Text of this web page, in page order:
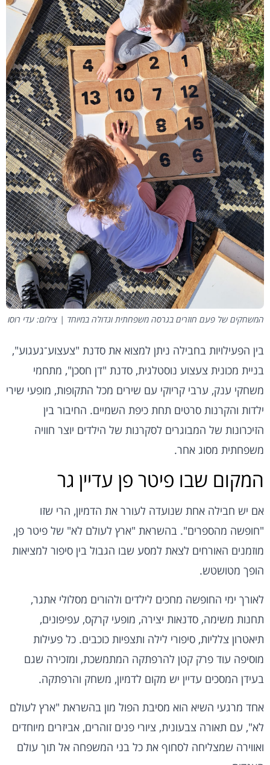
המשחקים של פעם חוזרים בגרסה משפחתית וגדולה במיוחד | צילום: עדי רוסו
בין הפעילויות בחבילה ניתן למצוא את סדנת "צעצוע־געגוע",
בניית מכונית צעצוע נוסטלגית, סדנת "דן חסכן", מתחמי
משחקי ענק, ערבי קריוקי עם שירים מכל התקופות, מופעי שירי
ילדות והקרנות סרטים תחת כיפת השמיים. החיבור בין
הזיכרונות של המבוגרים לסקרנות של הילדים יוצר חוויה
משפחתית מסוג אחר.
המקום שבו פיטר פן עדיין גר
אם יש חבילה אחת שנועדה לעורר את הדמיון, הרי שזו
"חופשה מהספרים". בהשראת "ארץ לעולם לא" של פיטר פן,
מוזמנים האורחים לצאת למסע שבו הגבול בין סיפור למציאות
הופך מטושטש.
לאורך ימי החופשה מחכים לילדים ולהורים מסלולי אתגר,
תחנות משימה, סדנאות יצירה, מופעי קרקס, עפיפונים,
תיאטרון צלליות, סיפורי לילה ותצפיות כוכבים. כל פעילות
מוסיפה עוד פרק קטן להרפתקה המתמשכת, ומזכירה שגם
בעידן המסכים עדיין יש מקום לדמיון, משחק והרפתקה.
אחד מרגעי השיא הוא מסיבת הפול מון בהשראת "ארץ לעולם
לא", עם תאורה צבעונית, ציורי פנים זוהרים, אביזרים מיוחדים
ואווירה שמצליחה לסחוף את כל בני המשפחה אל תוך עולם